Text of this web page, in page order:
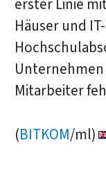
erster Linie
Häuser und
Mitarbeiter
(BITKOM/ml)